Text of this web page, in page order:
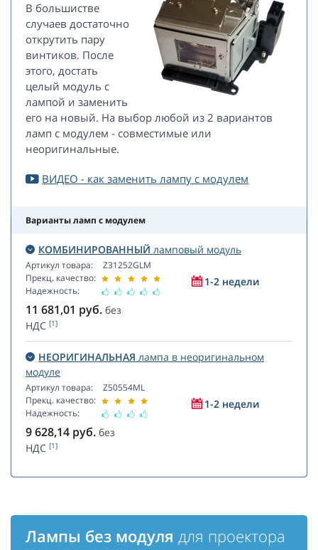
В большистве
случаев достаточно
открутить пару
винтиков. После
этого, достать
целый модуль с
лампой и заменить
его на новый. На выбор любой из 2 вариантов
ламп с модулем - совместимые или
неоригинальные.
ВИДЕО - как заменить лампу с модулем
Варианты ламп с модулем
КОМБИНИРОВАННЫЙ ламповый модуль
Артикул товара:
Прекц. качество:
Надежность:
Z31252GLM
1-2 недели
11 681,01 руб. без
НДС [1]
НЕОРИГИНАЛЬНАЯ лампа в неоригинальном
модуле
Артикул товара:
Прекц. качество:
Надежность:
Z50554ML
1-2 недели
9 628,14 руб. без
НДС [1]
Лампы без модуля для проектора